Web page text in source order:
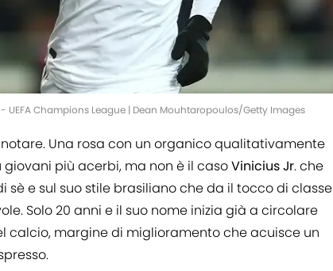
UEFA Champions League | Dean Mouhtaropoulos/Getty Images
Una rosa con un organico qualitativamente
più acerbi, ma non è il casoViniciusJr. che
sè e sul suo stile brasiliano che da il tocco di classe
Solo 20 anni e il suo nome inizia già a circolare
calcio, margine di miglioramento che acuisce un